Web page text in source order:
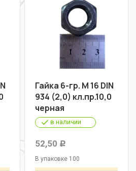
Гайка 6-гр. М 16 DIN
934 (2,0) кл.пр.10,0
черная
в наличии
52,50 Р
В упаковке 100